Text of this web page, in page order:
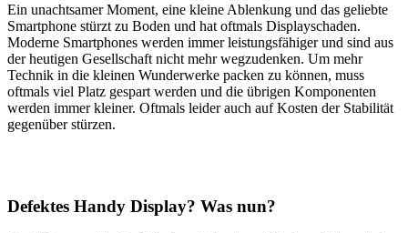
Ein unachtsamer Moment, eine kleine Ablenkung und das geliebte
Smartphone stürzt zu Boden und hat oftmals Displayschaden.
Moderne Smartphones werden immer leistungsfähiger und sind aus
der heutigen Gesellschaft nicht mehr wegzudenken. Um mehr
Technik in die kleinen Wunderwerke packen zu können, muss
oftmals viel Platz gespart werden und die übrigen Komponenten
werden immer kleiner. Oftmals leider auch auf Kosten der Stabilität
gegenüber stürzen.
Defektes Handy Display? Was nun?